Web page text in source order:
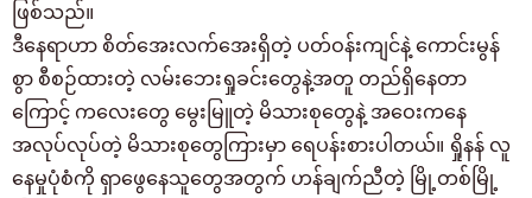
ဖြစ်သည်။
ဒီနေရာဟာ စိတ်အေးလက်အေးရှိတဲ့ ပတ်ဝန်းကျင်နဲ့ ကောင်းမွန်
စွာ စီစဉ်ထားတဲ့ လမ်းဘေးရှုခင်းတွေနဲ့အတူ တည်ရှိနေတာ
ကြောင့် ကလေးတွေ မွေးမြူတဲ့ မိသားစုတွေနဲ့ အဝေးကနေ
အလုပ်လုပ်တဲ့ မိသားစုတွေကြားမှာ ရေပန်းစားပါတယ်။ ရှိုနန် လူ
နေမှုပုံစံကို ရှာဖွေနေသူတွေအတွက် ဟန်ချက်ညီတဲ့ မြို့တစ်မြို့